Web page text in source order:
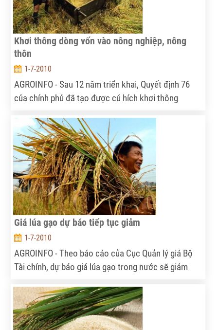
Khơi thông dòng vốn vào nông nghiệp, nông
thôn
1-7-2010
AGROINFO - Sau 12 năm triển khai, Quyết định 76
của chính phủ đã tạo được cú hích khơi thông
với mức tăng trưởng bình quân gần 22%/năm.
Giá lúa gạo dự báo tiếp tục giảm
1-7-2010
AGROINFO - Theo báo cáo của Cục Quản lý giá Bộ
Tài chính, dự báo giá lúa gạo trong nước sẽ giảm